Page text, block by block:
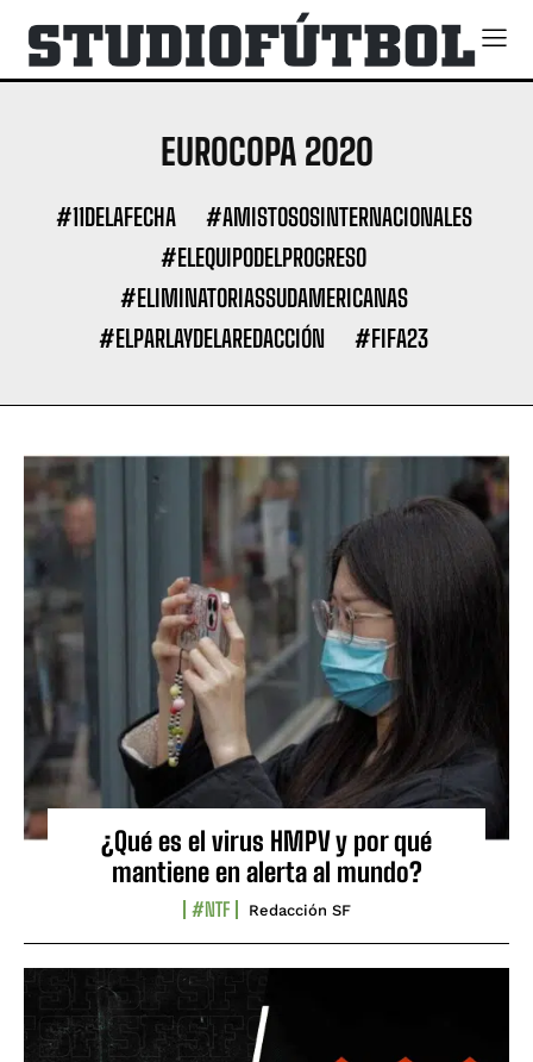
EUROCOPA 2020
#11DELAFECHA
#AMISTOSOSINTERNACIONALES
#ELEQUIPODELPROGRESO
#ELIMINATORIASSUDAMERICANAS
#ELPARLAYDELAREDACCIÓN
#FIFA23
¿Qué es el virus HMPV y por qué
mantiene en alerta al mundo?
#NTF Redacción SF